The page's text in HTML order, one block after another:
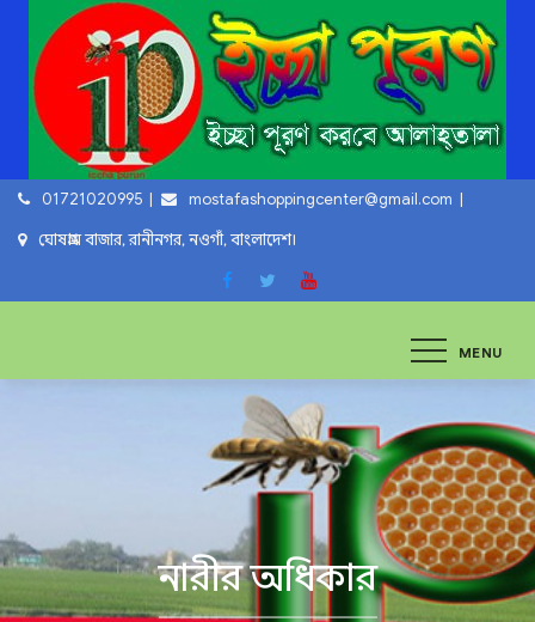
content
01721020995
mostafashoppingcenter@gmail.com
ঘোষগ্রাম বাজার, রানীনগর, নওগাঁ, বাংলাদেশ।
MENU
নারীর অধিকার